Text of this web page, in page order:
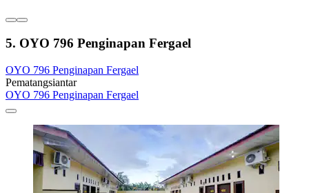
5. OYO 796 Penginapan Fergael
OYO 796 Penginapan Fergael
Pematangsiantar
OYO 796 Penginapan Fergael